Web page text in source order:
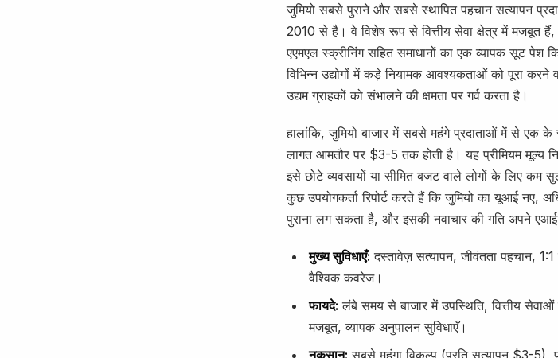
जुमियो सबसे पुराने और सबसे स्थापित पहचान सत्यापन
2010 से है। वे विशेष रूप से वित्तीय सेवा क्षेत्र में मजबूत
एएमएल स्क्रीनिंग सहित समाधानों का एक व्यापक सूट पेश
विभिन्न उद्योगों में कड़े नियामक आवश्यकताओं को पूरा करने
उद्यम ग्राहकों को संभालने की क्षमता पर गर्व करता है।
हालांकि, जुमियो बाजार में सबसे महंगे प्रदाताओं में से एक के
लागत आमतौर पर $3-5 तक होती है। यह प्रीमियम मूल्य
इसे छोटे व्यवसायों या सीमित बजट वाले लोगों के लिए कम
कुछ उपयोगकर्ता रिपोर्ट करते हैं कि जुमियो का यूआई नए,
पुराना लग सकता है, और इसकी नवाचार की गति अपने
मुख्य सुविधाएँ: दस्तावेज़ सत्यापन, जीवंतता पहचान,
वैश्विक कवरेज।
फायदे: लंबे समय से बाजार में उपस्थिति, वित्तीय
मजबूत, व्यापक अनुपालन सुविधाएँ।
नुकसान: सबसे महंगा विकल्प (प्रति सत्यापन $3-5),